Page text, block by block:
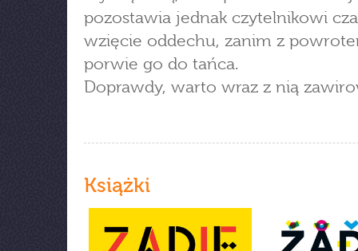
pozostawia jednak czytelnikowi
wzięcie oddechu, zanim z
porwie go do tańca.
Doprawdy, warto wraz z nią
Książki